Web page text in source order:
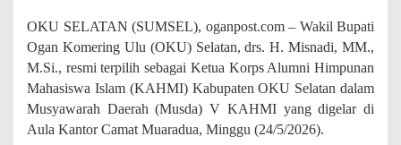
a
t
a
n
,
Y
g
OKU SELATAN (SUMSEL), oganpost.com – Wakil Bupati
Ogan Komering Ulu (OKU) Selatan, drs. H. Misnadi, MM.,
M.Si., resmi terpilih sebagai Ketua Korps Alumni Himpunan
Mahasiswa Islam (KAHMI) Kabupaten OKU Selatan dalam
Musyawarah Daerah (Musda) V KAHMI yang digelar di
Aula Kantor Camat Muaradua, Minggu (24/5/2026).